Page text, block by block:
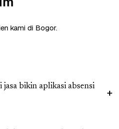
kami di Bogor.
bikin aplikasi absensi